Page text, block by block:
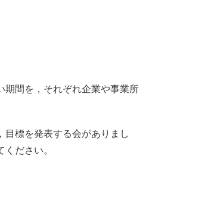
期間を，それぞれ企業や事業所
目標を発表する会がありまし
ださい。